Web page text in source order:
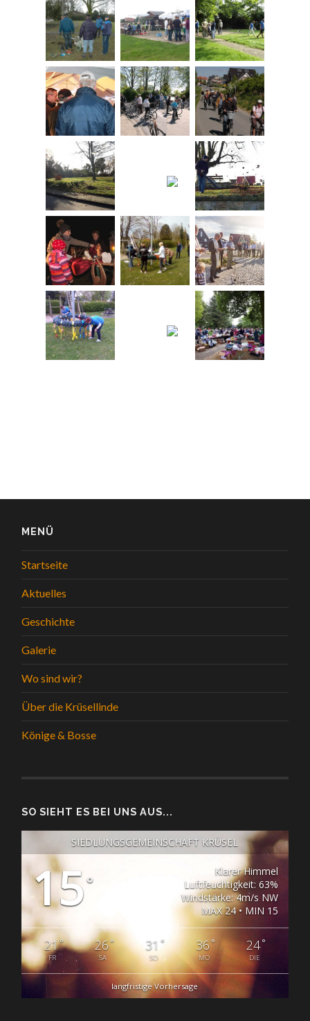
MENÜ
Startseite
Aktuelles
Geschichte
Galerie
Wo sind wir?
Über die Krüsellinde
Könige & Bosse
SO SIEHT ES BEI UNS AUS...
SIEDLUNGSGEMEINSCHAFT KRÜSEL
15°
Klarer Himmel
Luftfeuchtigkeit: 63%
Windstärke: 4m/s NW
MAX 24 • MIN 15
21°
FR
26°
SA
31 °
SO
36°
MO
24 °
DIE
langfristige Vorhersage